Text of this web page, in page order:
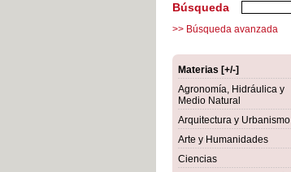
Búsqueda
>> Búsqueda avanzada
Materias [+/-]
Agronomía, Hidráulica y
Medio Natural
Arquitectura y Urbanismo
Arte y Humanidades
Ciencias